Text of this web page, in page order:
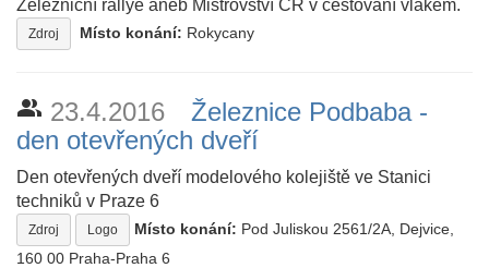
Železniční rallye aneb Mistrovství ČR v cestování vlakem.
Zdroj Místo konání: Rokycany
people_alt 23.4.2016
Železnice Podbaba -
den otevřených dveří
Den otevřených dveří modelového kolejiště ve Stanici
techniků v Praze 6
Zdroj Logo Místo konání: Pod Juliskou 2561/2A, Dejvice,
160 00 Praha-Praha 6